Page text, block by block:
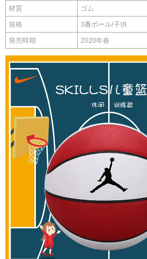
材質 ゴム
規格 3番ボール/子供
発売時期 2020年春